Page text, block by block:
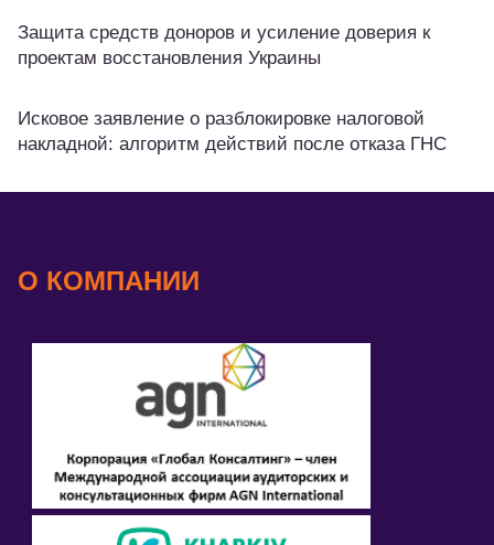
Защита средств доноров и усиление доверия к
проектам восстановления Украины
Исковое заявление о разблокировке налоговой
накладной: алгоритм действий после отказа ГНС
О КОМПАНИИ